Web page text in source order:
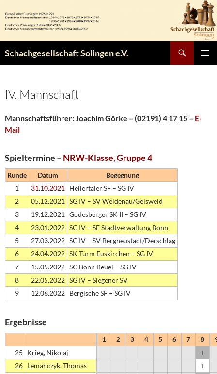
Inhalt
springen
Schachgesellschaft Solingen e.V.
IV. Mannschaft
Mannschaftsführer:Joachim Görke – (02191) 4 17 15 – E-
Mail
Spieltermine – NRW-Klasse, Gruppe 4
Runde Datum
Begegnung
1
31.10.2021
Hellertaler SF – SG IV
2
05.12.2021
SG IV – SV Weidenau/Geisweid
3
19.12.2021
Godesberger SK II – SG IV
4
23.01.2022 SG IV – SF Stadtverwaltung Bonn
5
27.03.2022 SG IV – SV Bergneustadt/Derschlag
6
24.04.2022 SK Turm Euskirchen – SG IV
7
15.05.2022 SC Bonn Beuel – SG IV
8
22.05.2022 SG IV – Siegener SV
9
12.06.2022 Bergische SF – SG IV
Ergebnisse
1 2 3 4 5 6 7 8
25
Krieg, Nikolaj
+
26 Lemanczyk, Thomas
+